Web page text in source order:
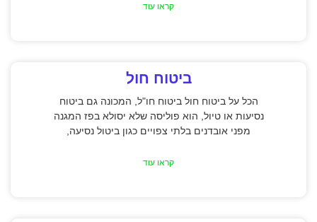
קראו עוד
ביטוח חול
הכל על ביטוח חול ביטוח חו"ל, המכונה גם ביטוח
נסיעות או טיול, הוא פוליסה שלא יסולא בפז המגנה
מפני אובדנים בלתי צפויים כגון ביטול נסיעה,
קראו עוד